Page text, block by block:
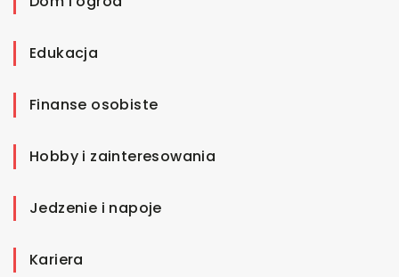
Edukacja
Finanse osobiste
Hobby i zainteresowania
Jedzenie i napoje
Kariera